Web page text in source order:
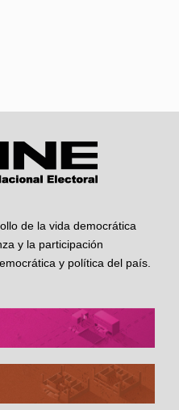
de la vida democrática
y la participación
y política del país.